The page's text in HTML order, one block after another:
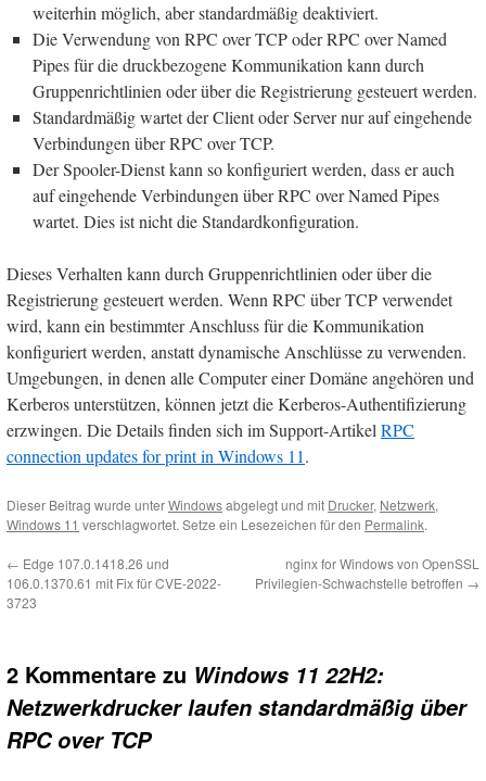
weiterhin möglich, aber standardmäßig deaktiviert.
Die Verwendung von RPC over TCP oder RPC over Named
Pipes für die druckbezogene Kommunikation kann durch
Gruppenrichtlinien oder über die Registrierung gesteuert werden.
Standardmäßig wartet der Client oder Server nur auf eingehende
Verbindungen über RPC over TCP.
Der Spooler-Dienst kann so konfiguriert werden, dass er auch
auf eingehende Verbindungen über RPC over Named Pipes
wartet. Dies ist nicht die Standardkonfiguration.
Dieses Verhalten kann durch Gruppenrichtlinien oder über die
Registrierung gesteuert werden. Wenn RPC über TCP verwendet
wird, kann ein bestimmter Anschluss für die Kommunikation
konfiguriert werden, anstatt dynamische Anschlüsse zu verwenden.
Umgebungen, in denen alle Computer einer Domäne angehören und
Kerberos unterstützen, können jetzt die Kerberos-Authentifizierung
erzwingen. Die Details finden sich im Support-ArtikelRPC
connection updates for print in Windows 11.
Dieser Beitrag wurde unterWindowsabgelegt und mit Drucker, Netzwerk,
Windows 11 verschlagwortet. Setze ein Lesezeichen für den Permalink.
← Edge 107.0.1418.26 und
106.0.1370.61 mit Fix für CVE-2022-
3723
nginx for Windows von OpenSSL
Privilegien-Schwachstelle betroffen →
2 Kommentare zu Windows 11 22H2:
Netzwerkdrucker laufen standardmäßig über
RPC over TCP